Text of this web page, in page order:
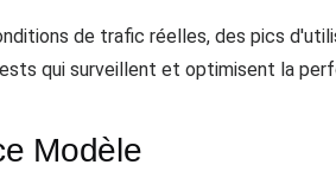
de trafic réelles, des pics
qui surveillent et optimisent la
Modèle